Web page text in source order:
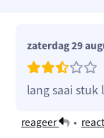
zaterdag 29
lang saai stuk
reageer •